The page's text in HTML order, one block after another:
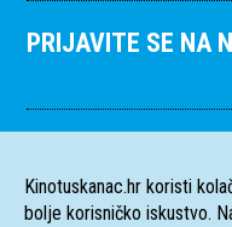
PRIJAVITE SE NA
Kinotuskanac.hr koristi
bolje korisničko iskustvo.